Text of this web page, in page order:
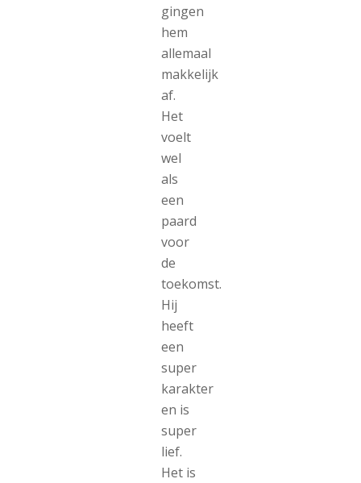
gingen
hem
allemaal
makkelijk
af.
Het
voelt
wel
als
een
paard
voor
de
toekomst.
Hij
heeft
een
super
karakter
en is
super
lief.
Het is